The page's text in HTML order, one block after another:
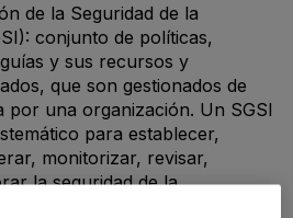
de la Seguridad de la
conjunto de políticas,
y sus recursos y
que son gestionados de
por una organización. Un SGSI
para establecer,
monitorizar, revisar,
la seguridad de la